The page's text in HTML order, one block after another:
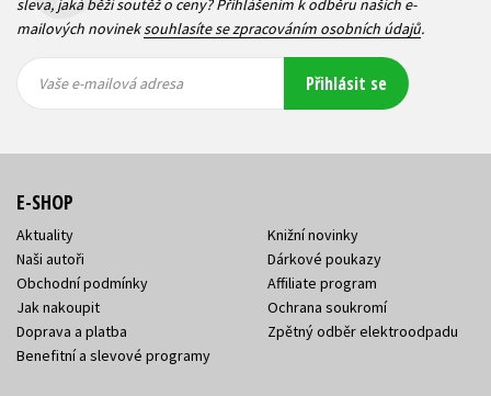
sleva, jaká běží soutěž o ceny? Přihlášením k odběru našich e-
mailových novineksouhlasíte se zpracováním osobních údajů.
mailová
mailová
Vaše e-mailová adresa Přihlásit se
E-SHOP
Aktuality
Naši autoři
Obchodní podmínky
Jak nakoupit
Doprava a platba
Benefitní a slevové programy
Knižní novinky
Dárkové poukazy
Affiliate program
Ochrana soukromí
Zpětný odběr elektroodpadu